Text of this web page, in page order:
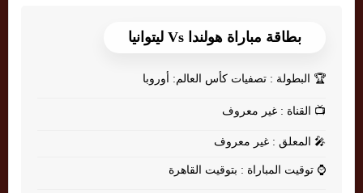
بطاقة مباراة هولندا Vs ليتوانيا
🏆 البطولة : تصفيات كأس العالم: أوروبا
📺 القناة : غير معروف
🎤 المعلق : غير معروف
⌚ توقيت المباراة : بتوقيت القاهرة